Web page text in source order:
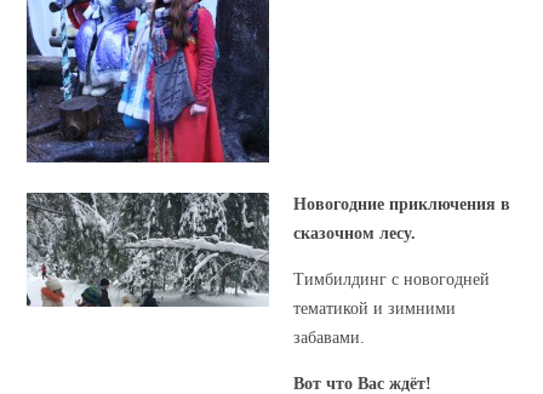
Новогодние приключения в
сказочном лесу.
Тимбилдинг с новогодней
тематикой и зимними
забавами.
Вот что Вас ждёт!